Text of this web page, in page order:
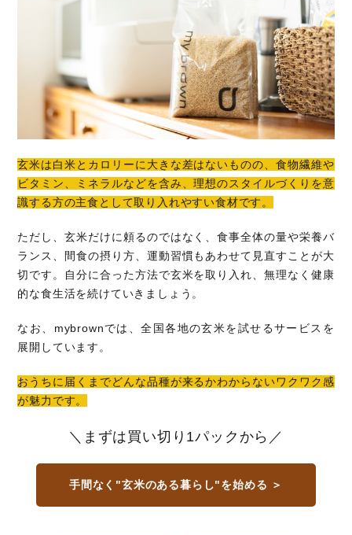
玄米は白米とカロリーに大きな差はないものの、食物繊維や
ビタミン、ミネラルなどを含み、理想のスタイルづくりを意
識する方の主食として取り入れやすい食材です。
ただし、玄米だけに頼るのではなく、食事全体の量や栄養バ
ランス、間食の摂り方、運動習慣もあわせて見直すことが大
切です。自分に合った方法で玄米を取り入れ、無理なく健康
的な食生活を続けていきましょう。
なお、mybrownでは、全国各地の玄米を試せるサービスを
展開しています。
おうちに届くまでどんな品種が来るかわからないワクワク感
が魅力です。
＼まずは買い切り1パックから／
手間なく"玄米のある暮らし"を始める ＞